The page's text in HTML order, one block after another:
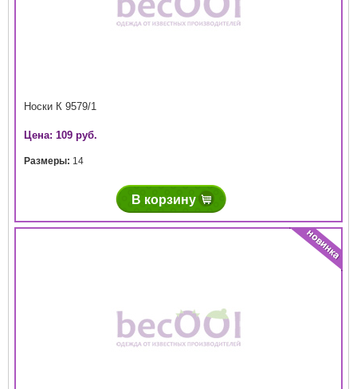
Носки К 9579/1
Цена: 109 руб.
Размеры: 14
В корзину